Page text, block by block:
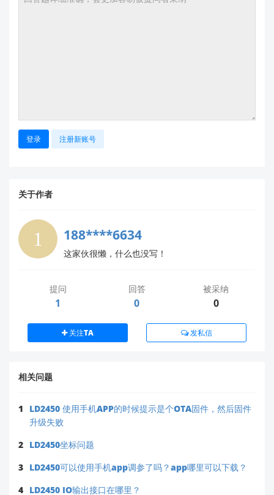
官方资源指引
达模块专区
本和
我们的工程师将提供针对性指导
注：部分早期固件可能需升级至 V1.20+ 才支持完
发送 AT+VER?
命令查询）。
希望以上信息能帮助您优化产品设计！如需进一步协
助，欢迎随时联系。
登录 注册新账号
关于作者
188****6634
这家伙很懒，什么也没写！
提问
1
回答
0
被采纳
0
关注TA 发私信
相关问题
1
LD2450 使用手机APP的时候提示是个OTA固件，然后固件
升级失败
2 LD2450坐标问题
3 LD2450可以使用手机app调参了吗？app哪里可以下载？
4 LD2450 IO输出接口在哪里？